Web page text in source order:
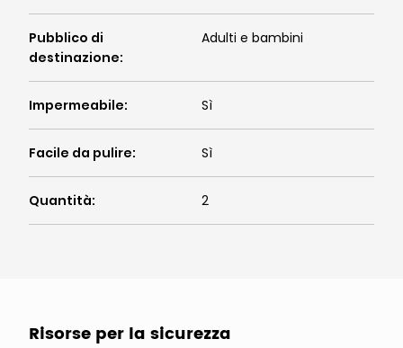
Pubblico di
destinazione:
Adulti e bambini
Impermeabile: Sì
Facile da pulire: Sì
Quantità: 2
Risorse per la sicurezza